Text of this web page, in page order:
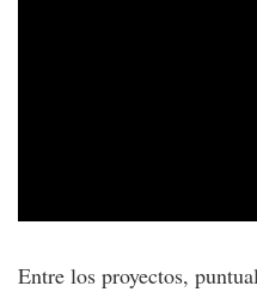
Entre los proyectos,